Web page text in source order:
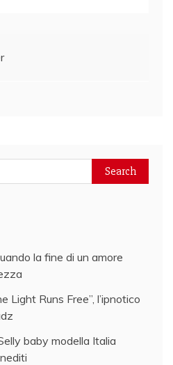
la fine di un amore
Light Runs Free”, l’ipnotico
baby modella Italia